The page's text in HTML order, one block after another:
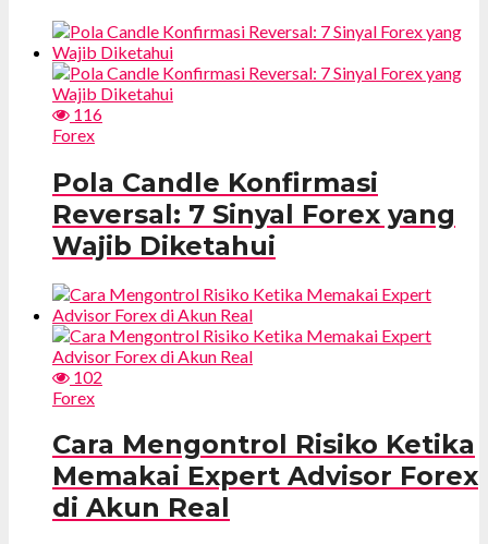
116
Forex
Pola Candle Konfirmasi
Reversal: 7 Sinyal Forex yang
Wajib Diketahui
102
Forex
Cara Mengontrol Risiko Ketika
Memakai Expert Advisor Forex
di Akun Real